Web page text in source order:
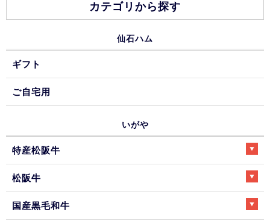
カテゴリから探す
仙石ハム
ギフト
ご自宅用
いがや
特産松阪牛
松阪牛
国産黒毛和牛